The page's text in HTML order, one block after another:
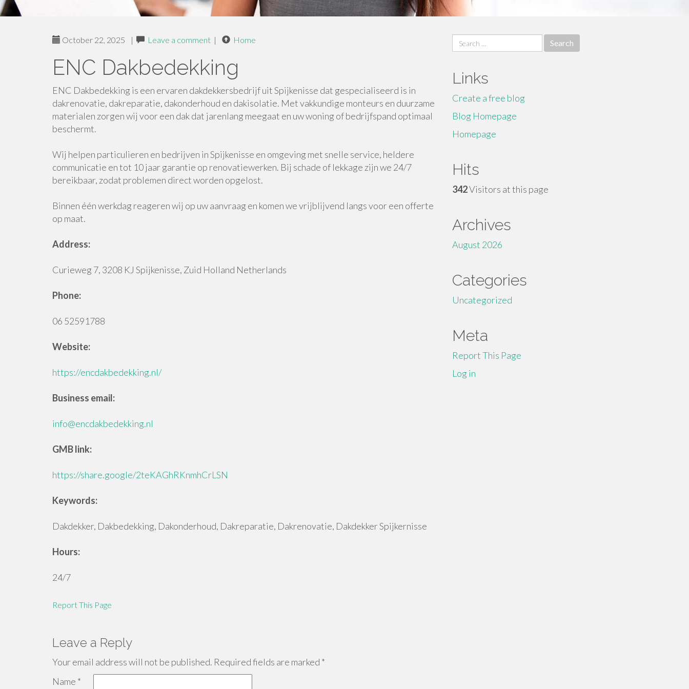
October 22, 2025 | Leave a comment | Home
ENC Dakbedekking
ENC Dakbedekking is een ervaren dakdekkersbedrijf uit Spijkenisse dat gespecialiseerd is in
dakrenovatie, dakreparatie, dakonderhoud en dakisolatie. Met vakkundige monteurs en duurzame
materialen zorgen wij voor een dak dat jarenlang meegaat en uw woning of bedrijfspand optimaal
beschermt.
Wij helpen particulieren en bedrijven in Spijkenisse en omgeving met snelle service, heldere
communicatie en tot 10 jaar garantie op renovatiewerken. Bij schade of lekkage zijn we 24/7
bereikbaar, zodat problemen direct worden opgelost.
Binnen één werkdag reageren wij op uw aanvraag en komen we vrijblijvend langs voor een offerte
op maat.
Address:
Curieweg 7, 3208 KJ Spijkenisse, Zuid Holland Netherlands
Phone:
06 52591788
Website:
https://encdakbedekking.nl/
Business email:
info@encdakbedekking.nl
GMB link:
https://share.google/2teKAGhRKnmhCrLSN
Keywords:
Dakdekker, Dakbedekking, Dakonderhoud, Dakreparatie, Dakrenovatie, Dakdekker Spijkernisse
Hours:
24/7
Report This Page
Leave a Reply
Your email address will not be published. Required fields are marked *
Name *
Search
for:
Links
Create a free blog
Blog Homepage
Homepage
Hits
342Visitors at this page
Archives
August 2026
Categories
Uncategorized
Meta
Report This Page
Log in